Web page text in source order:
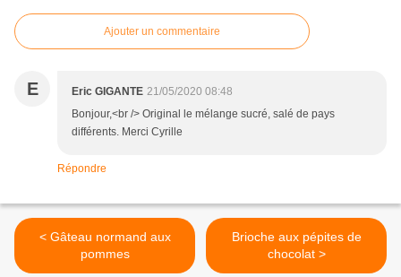
Ajouter un commentaire
E Eric GIGANTE 21/05/2020 08:48
Bonjour,<br /> Original le mélange sucré, salé de pays
différents. Merci Cyrille
Répondre
< Gâteau normand aux
pommes
Brioche aux pépites de
chocolat >